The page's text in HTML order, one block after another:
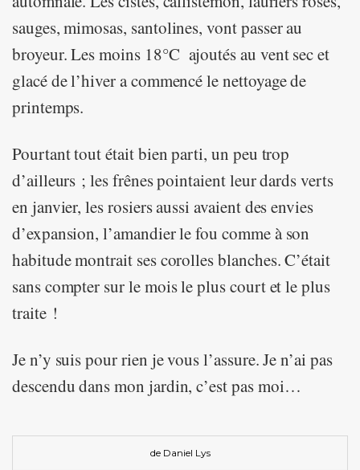
sauges, mimosas, santolines, vont passer au
broyeur. Les moins 18°C ajoutés au vent sec et
glacé de l’hiver a commencé le nettoyage de
printemps.
Pourtant tout était bien parti, un peu trop
d’ailleurs ; les frênes pointaient leur dards verts
en janvier, les rosiers aussi avaient des envies
d’expansion, l’amandier le fou comme à son
habitude montrait ses corolles blanches. C’était
sans compter sur le mois le plus court et le plus
traite !
Je n’y suis pour rien je vous l’assure. Je n’ai pas
descendu dans mon jardin, c’est pas moi…
de Daniel Lys